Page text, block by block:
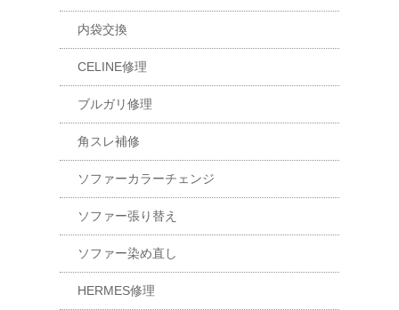
内袋交換
CELINE修理
ブルガリ修理
角スレ補修
ソファーカラーチェンジ
ソファー張り替え
ソファー染め直し
HERMES修理